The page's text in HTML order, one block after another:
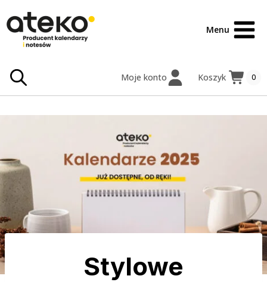
treści
do
treści
Menu
Moje konto Koszyk 0
Stylowe